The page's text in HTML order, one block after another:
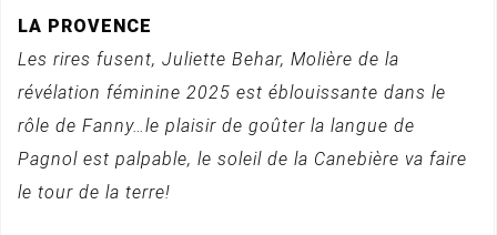
LA PROVENCE
Les rires fusent, Juliette Behar, Molière de la
révélation féminine 2025 est éblouissante dans le
rôle de Fanny…le plaisir de goûter la langue de
Pagnol est palpable, le soleil de la Canebière va faire
le tour de la terre!